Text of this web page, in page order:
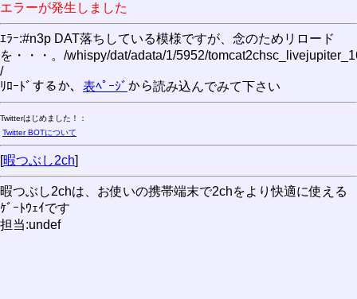
エラーが発生しました
ｴﾗｰ:#n3p DAT落ちしている模様ですが、念のためリロード
を・・・。/whispy/dat/adata/1/5952/
/
ﾘﾛｰﾄﾞするか、 表ﾍﾟｰｼﾞ から読み込んでみて下さい
Twitterはじめました！：
Twitter BOTについて
[暇つぶし2ch]
暇つぶし2chは、お使いの携帯端末で2chをより快適に使える
ｹﾞｰﾄｳｪｲです
担当:undef